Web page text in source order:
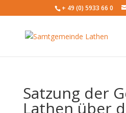
+ 49 (0) 5933 66 0
Satzung der
Lathen über